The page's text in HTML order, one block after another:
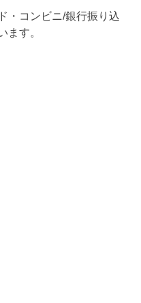
・コンビニ/銀行振り込
ます。